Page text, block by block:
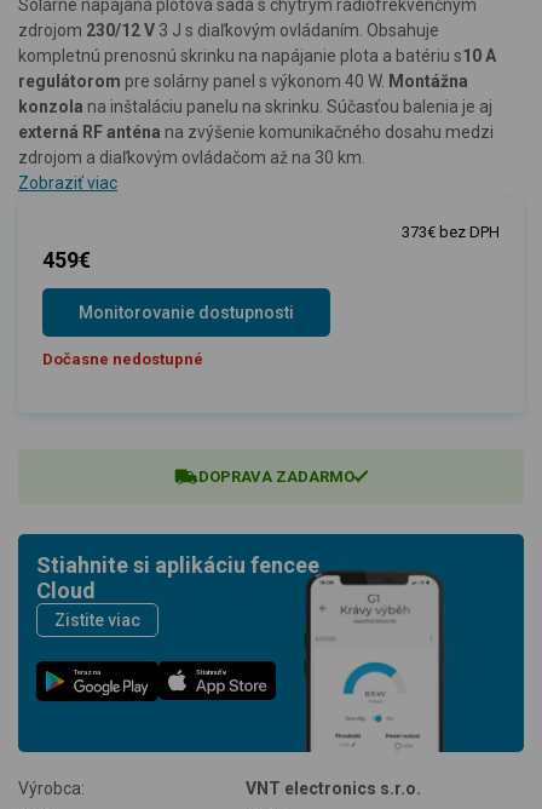
Solárne napájaná plotová sada s chytrým rádiofrekvenčným
zdrojom 230/12 V 3 J s diaľkovým ovládaním. Obsahuje
kompletnú prenosnú skrinku na napájanie plota a batériu s10 A
regulátorom pre solárny panel s výkonom 40 W. Montážna
konzola na inštaláciu panelu na skrinku. Súčasťou balenia je aj
externá RF anténa na zvýšenie komunikačného dosahu medzi
zdrojom a diaľkovým ovládačom až na 30 km.
Zobraziť viac
459€
373€ bez DPH
Monitorovanie dostupnosti
Dočasne nedostupné
DOPRAVA ZADARMO
Stiahnite si aplikáciu fencee
Cloud
Zistite viac
Teraz na Stiahnuť v
Výrobca:
VNT electronics s.r.o.